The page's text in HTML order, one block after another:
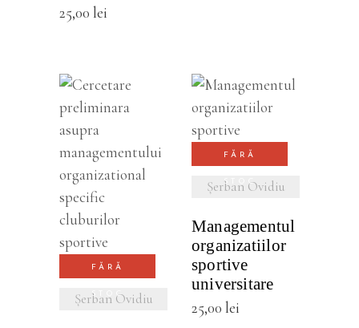
25,00 lei
FĂRĂ
STOC
Șerban Ovidiu
VEZI
DETALII
FĂRĂ
STOC
Șerban Ovidiu
DETALII
Managementul
organizatiilor
sportive
universitare
25,00 lei